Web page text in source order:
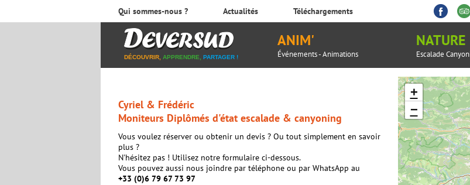
DÉCOUVRIR, APPRENDRE, PARTAGER !
Cyriel & Frédéric
Moniteurs Diplômés d'état escalade & canyoning
Vous voulez réserver ou obtenir un devis ? Ou tout simplement en savoir
plus ?
N'hésitez pas ! Utilisez notre formulaire ci-dessous.
Vous pouvez aussi nous joindre par téléphone ou par WhatsApp au
+33 (0)6 79 67 73 97
+
−
ANIM'
Événements - Animations
NATURE
Escalade
Qui sommes-nous ? Actualités Téléchargements